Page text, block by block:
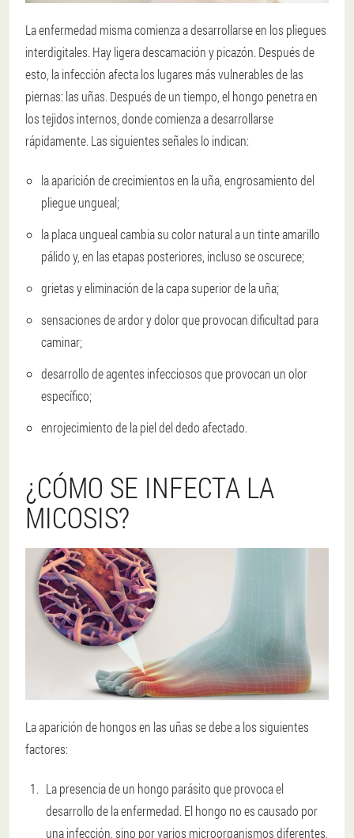
La enfermedad misma comienza a desarrollarse en los pliegues
interdigitales. Hay ligera descamación y picazón. Después de
esto, la infección afecta los lugares más vulnerables de las
piernas: las uñas. Después de un tiempo, el hongo penetra en
los tejidos internos, donde comienza a desarrollarse
rápidamente. Las siguientes señales lo indican:
la aparición de crecimientos en la uña, engrosamiento del
pliegue ungueal;
la placa ungueal cambia su color natural a un tinte amarillo
pálido y, en las etapas posteriores, incluso se oscurece;
grietas y eliminación de la capa superior de la uña;
sensaciones de ardor y dolor que provocan dificultad para
caminar;
desarrollo de agentes infecciosos que provocan un olor
específico;
enrojecimiento de la piel del dedo afectado.
¿CÓMO SE INFECTA LA
MICOSIS?
La aparición de hongos en las uñas se debe a los siguientes
factores:
La presencia de un hongo parásito que provoca el
desarrollo de la enfermedad. El hongo no es causado por
una infección, sino por varios microorganismos diferentes,